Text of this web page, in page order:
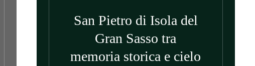
San Pietro di Isola del
Gran Sasso tra
memoria storica e cielo